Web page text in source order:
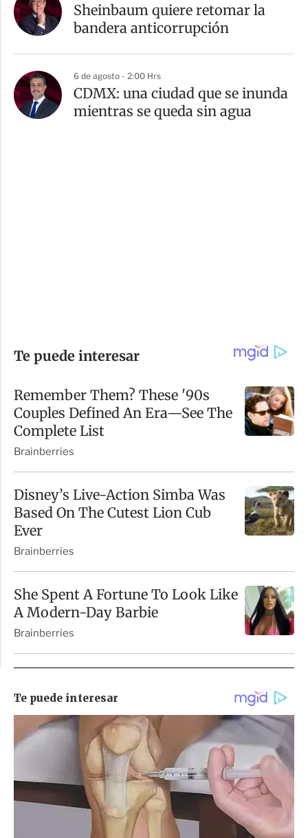
Sheinbaum quiere retomar la
bandera anticorrupción
6 de agosto - 2:00 Hrs
CDMX: una ciudad que se inunda
mientras se queda sin agua